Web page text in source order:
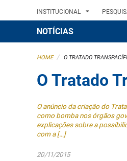
INSTITUCIONAL
NOTÍCIAS
HOME / O TRATADO
O Tratado
O anúncio da criação do
como bomba nos órgãos
explicações sobre a
com a […]
20/11/2015